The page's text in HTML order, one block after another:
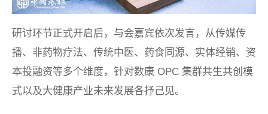
研讨环节正式开启后，与会嘉宾依次发言，从传媒传
播、非药物疗法、传统中医、药食同源、实体经销、资
本投融资等多个维度，针对数康 OPC 集群共生共创模
式以及大健康产业未来发展各抒己见。